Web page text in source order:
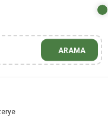
ARAMA